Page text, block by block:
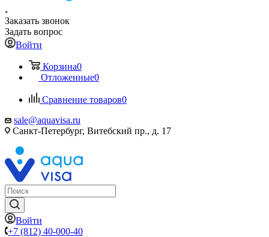
Заказать звонок
Задать вопрос
Войти
Корзина0
Отложенные0
Сравнение товаров0
sale@aquavisa.ru
Санкт-Петербург, Витебский пр., д. 17
Войти
+7 (812) 40-000-40